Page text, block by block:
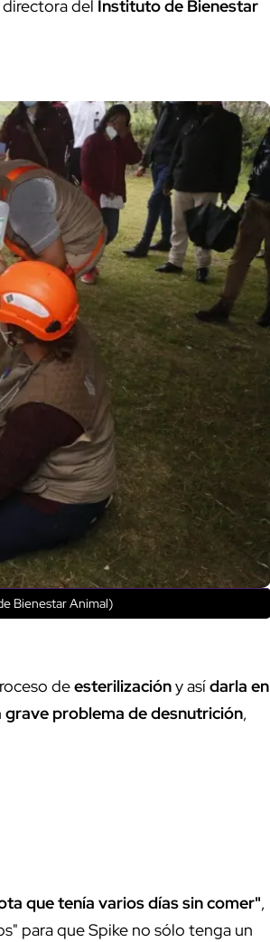
directora del Instituto de Bienestar
Bienestar Animal)
deesterilizacióny asídarla en
grave problema de desnutrición,
que tenía varios días sin comer",
para que Spike no sólo tenga un